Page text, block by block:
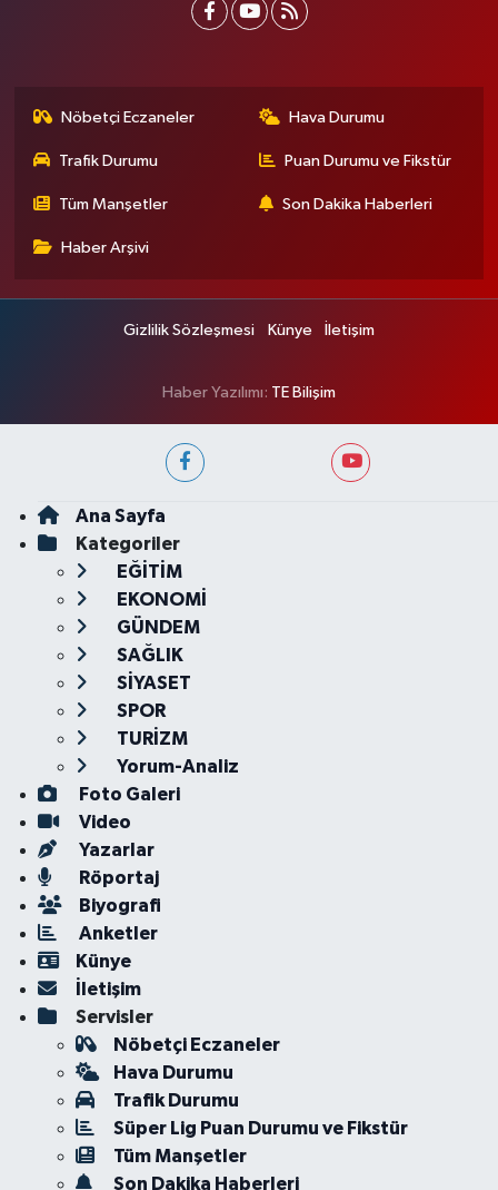
Nöbetçi Eczaneler Hava Durumu
Trafik Durumu Puan Durumu ve Fikstür
Tüm Manşetler Son Dakika Haberleri
Haber Arşivi
Gizlilik Sözleşmesi Künye İletişim
Haber Yazılımı: TE Bilişim
Ana Sayfa
Kategoriler
EĞİTİM
EKONOMİ
GÜNDEM
SAĞLIK
SİYASET
SPOR
TURİZM
Yorum-Analiz
Foto Galeri
Video
Yazarlar
Röportaj
Biyografi
Anketler
Künye
İletişim
Servisler
Nöbetçi Eczaneler
Hava Durumu
Trafik Durumu
Süper Lig Puan Durumu ve Fikstür
Tüm Manşetler
Son Dakika Haberleri